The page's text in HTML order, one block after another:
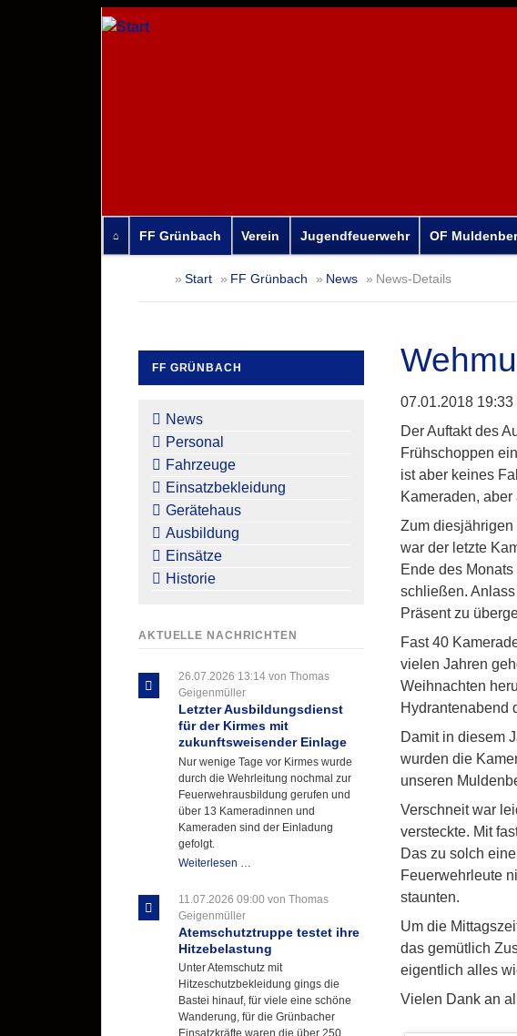
FF Grünbach Verein Jugendfeuerwehr OF
überspringen
Start FF Grünbach News News-Details
07.01.2018 19:33
Der Auftakt des
Frühschoppen
ist aber keines
Kameraden,
Zum
war der letzte
Ende des
schließen.
Präsent zu
Fast 40
vielen Jahren
Weihnachten
Hydrantenabend
Damit in diesem
wurden die
unseren
Verschneit war
versteckte. Mit
Das zu solch
Feuerwehrleute
staunten.
Um die
das gemütlich
eigentlich alles
Vielen Dank an
FF GRÜNBACH
überspringen
News
Personal
Fahrzeuge
Einsatzbekleidung
Gerätehaus
Ausbildung
Einsätze
Historie
AKTUELLE NACHRICHTEN
26.07.2026 13:14 von Thomas
Geigenmüller
Letzter Ausbildungsdienst
für der Kirmes mit
zukunftsweisender Einlage
Nur wenige Tage vor Kirmes wurde
durch die Wehrleitung nochmal zur
Feuerwehrausbildung gerufen und
über 13 Kameradinnen und
Kameraden sind der Einladung
gefolgt.
Weiterlesen …
für
Kirmes
mit
zukunftsweisender
Einlage
11.07.2026 09:00 von Thomas
Geigenmüller
Atemschutztruppe testet ihre
Hitzebelastung
Unter Atemschutz mit
Hitzeschutzbekleidung gings die
Bastei hinauf, für viele eine schöne
Wanderung, für die Grünbacher
Einsatzkräfte waren die über 250